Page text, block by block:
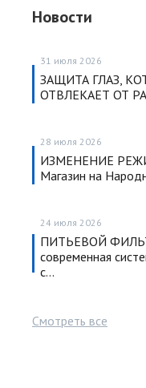
Новости
31 июля 2026
ЗАЩИТА ГЛАЗ,
ОТВЛЕКАЕТ ОТ
28 июля 2026
ИЗМЕНЕНИЕ
Магазин на
24 июля 2026
ПИТЬЕВОЙ
современная
с…
Смотреть все